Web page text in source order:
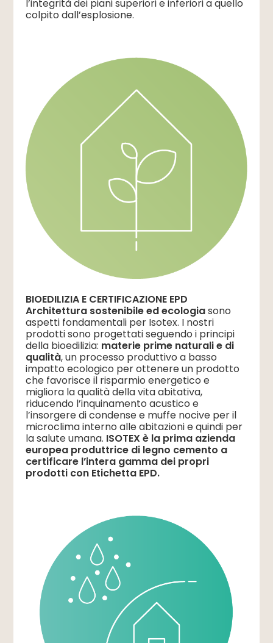
l’integrità dei piani superiori e inferiori a quello
colpito dall’esplosione.
BIOEDILIZIA E CERTIFICAZIONE EPD
Architettura sostenibile ed ecologiasono
aspetti fondamentali per Isotex. I nostri
prodotti sono progettati seguendo i principi
della bioedilizia: materie prime naturali e di
qualità, un processo produttivo a basso
impatto ecologico per ottenere un prodotto
che favorisce il risparmio energetico e
migliora la qualità della vita abitativa,
riducendo l’inquinamento acustico e
l’insorgere di condense e muffe nocive per il
microclima interno alle abitazioni e quindi per
la salute umana. ISOTEX è la prima azienda
europea produttrice di legno cemento a
certificare l’intera gamma dei propri
prodotti con Etichetta EPD.